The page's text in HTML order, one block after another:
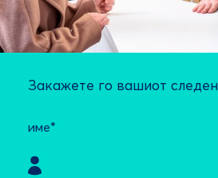
Закажете го вашиот следен
име*